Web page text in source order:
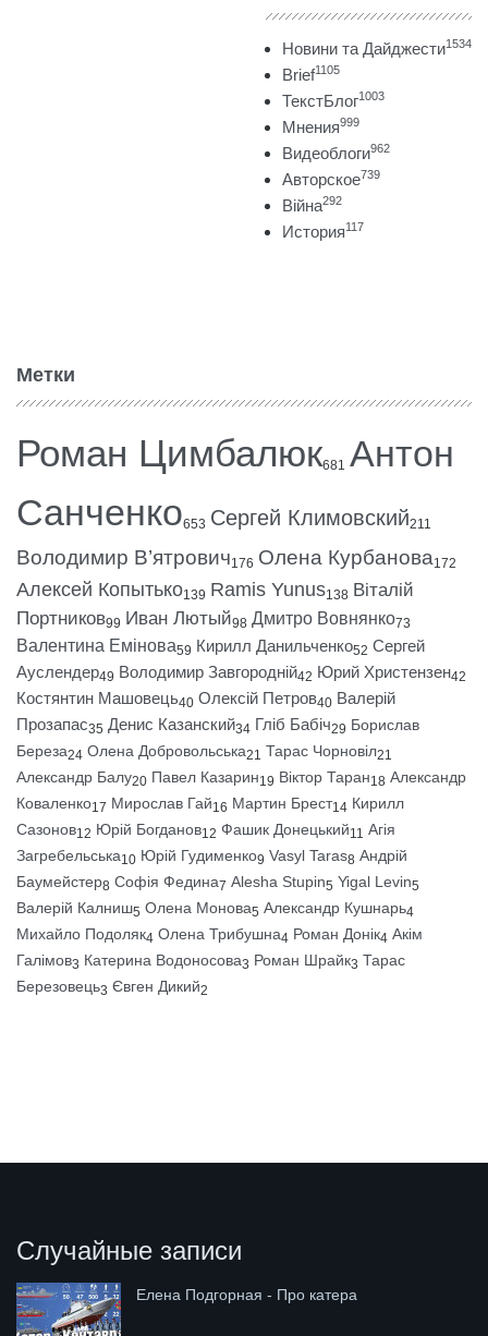
Новини та Дайджести1534
Brief1105
ТекстБлог1003
Мнения999
Видеоблоги962
Авторское739
Війна292
История117
Метки
Роман Цимбалюк681 Антон
Санченко653 Сергей Климовский211
Володимир В’ятрович176 Олена Курбанова172
Алексей Копытько139 Ramis Yunus138 Віталій
Портников99 Иван Лютый98 Дмитро Вовнянко73
Валентина Емінова59 Кирилл Данильченко52 Сергей
Ауслендер49 Володимир Завгородній42 Юрий Христензен42
Костянтин Машовець40 Олексій Петров40 Валерій
Прозапас35 Денис Казанский34 Гліб Бабіч29 Борислав
Береза24 Олена Добровольська21 Тарас Чорновіл21
Александр Балу20 Павел Казарин19 Віктор Таран18 Александр
Коваленко17 Мирослав Гай16 Мартин Брест14 Кирилл
Сазонов12 Юрій Богданов12 Фашик Донецький11 Агія
Загребельська10 Юрій Гудименко9 Vasyl Taras8 Андрій
Баумейстер8 Софія Федина7 Alesha Stupin5 Yigal Levin5
Валерій Калниш5 Олена Монова5 Александр Кушнарь4
Михайло Подоляк4 Олена Трибушна4 Роман Донік4 Акім
Галімов3 Катерина Водоносова3 Роман Шрайк3 Тарас
Березовець3 Євген Дикий2
Случайные записи
Елена Подгорная - Про катера